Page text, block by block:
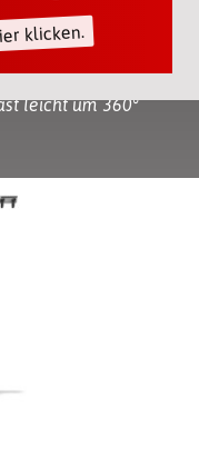
klicken.
einsetzbare,
von bis zu 1000 kg
leicht um 360°